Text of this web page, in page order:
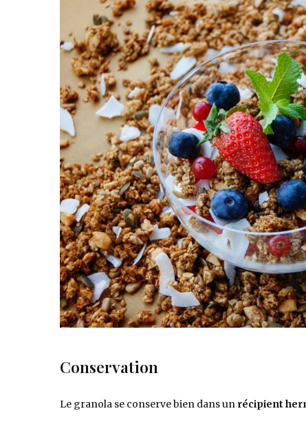
Conservation
Le granola se conserve bien dans un récipient